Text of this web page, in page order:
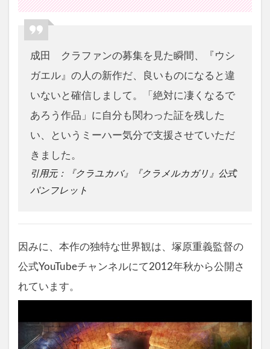
成田 クラファンの募集を見た瞬間、『ウシ
ガエル』の人の新作だ、良いものになると違
いないと確信しまして。「絶対に凄くなるで
あろう作品」に自分も関わった証を残した
い、というミーハー気分で支援させていただ
きました。
引用元：『クラユカバ』『クラメルカガリ』公式
パンフレット
因みに、本作の独特な世界観は、塚原重義監督の
公式YouTubeチャンネルにて2012年秋から公開さ
れています。